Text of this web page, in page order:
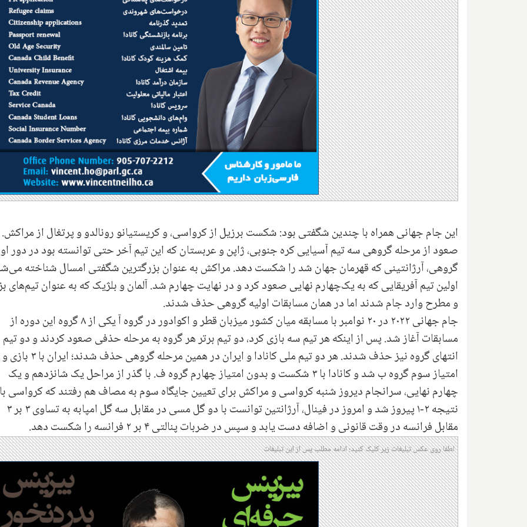
این جام جهانی همراه با چندین شگفتی بود: شکست برزیل از کرواسی، و کریستیانو رونالدو و پرتغال از مراکش.
صعود از مرحله گروهی سه تیم آسیایی کره جنوبی، ژاپن و عربستان که این تیم آخر حتی توانسته بود در دور
گروهی، آرژانتینی که قهرمان جهان شد را شکست دهد. مراکش به عنوان بزرگترین شگفتی امسال شناخته
اولین تیم آفریقایی که به یک‌چهارم نهایی صعود کرد و در نهایت چهارم شد. آلمان و بلژیک که به عنوان تیم‌های
و مطرح وارد جام شدند اما در همان مسابقات اولیه گروهی حذف شدند.
جام جهانی ۲۰۲۲ در ۲۰ نوامبر با مسابقه میان کشور میزبان قطر و اکوادور در گروه آ یکی از ۸ گروه این دوره از
مسابقات آغاز شد. پس از اینکه هر تیم سه بازی کرد، دو تیم برتر هر گروه به مرحله حذفی صعود کردند و دو تیم
امتیاز سوم گروه ب شد و کانادا با ۳ شکست و بدون امتیاز چهارم گروه ف. با گذر از مراحل یک شانزدهم و یک
چهارم نهایی، سرانجام دیروز شنبه کرواسی و مراکش برای تعیین جایگاه سوم به مصاف هم رفتند که کرواسی با
نتیجه ۲-۱ پیروز شد و امروز در فینال، آرژانتین توانست با دو گل مسی در مقابل سه گل امپابه به تساوی ۳ بر ۳
مقابل فرانسه در وقت قانونی و اضافه دست یابد و سپس در ضربات پنالتی ۴ بر ۲ فرانسه را شکست دهد.
لطفا روی عکس تبلیغات زیر کلیک کنید؛ ادامه مطلب پس از این تبلیغات